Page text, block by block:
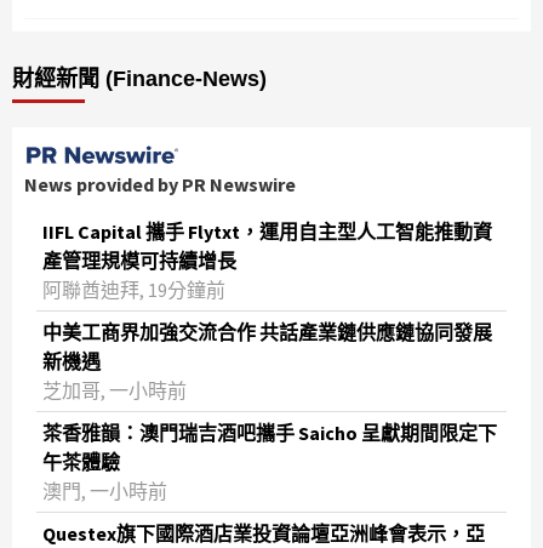
財經新聞 (Finance-News)
News provided by PR Newswire
IIFL Capital 攜手 Flytxt，運用自主型人工智能推動資
產管理規模可持續增長
阿聯酋迪拜, 19分鐘前
中美工商界加強交流合作 共話產業鏈供應鏈協同發展
新機遇
芝加哥, 一小時前
茶香雅韻：澳門瑞吉酒吧攜手 Saicho 呈獻期間限定下
午茶體驗
澳門, 一小時前
Questex旗下國際酒店業投資論壇亞洲峰會表示，亞